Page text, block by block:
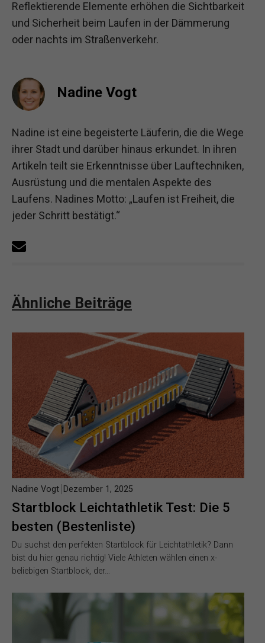
Reflektierende Elemente erhöhen die Sichtbarkeit
und Sicherheit beim Laufen in der Dämmerung
oder nachts im Straßenverkehr.
Nadine Vogt
Nadine ist eine begeisterte Läuferin, die die Wege
ihrer Stadt und darüber hinaus erkundet. In ihren
Artikeln teilt sie Erkenntnisse über Lauftechniken,
Ausrüstung und die mentalen Aspekte des
Laufens. Nadines Motto: „Laufen ist Freiheit, die
jeder Schritt bestätigt.“
Ähnliche Beiträge
Startblock Leichtathletik Test: Die 5
besten (Bestenliste)
Nadine Vogt Dezember 1, 2025
Du suchst den perfekten Startblock für Leichtathletik? Dann
bist du hier genau richtig! Viele Athleten wählen einen x-
beliebigen Startblock, der…